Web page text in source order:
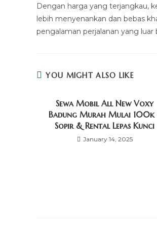
Dengan harga yang terjangkau,
lebih menyenankan dan bebas
pengalaman perjalanan yang luar
YOU MIGHT ALSO LIKE
Sewa Mobil All New Voxy
Badung Murah Mulai 100k
Sopir & Rental Lepas Kunci
January 14, 2025